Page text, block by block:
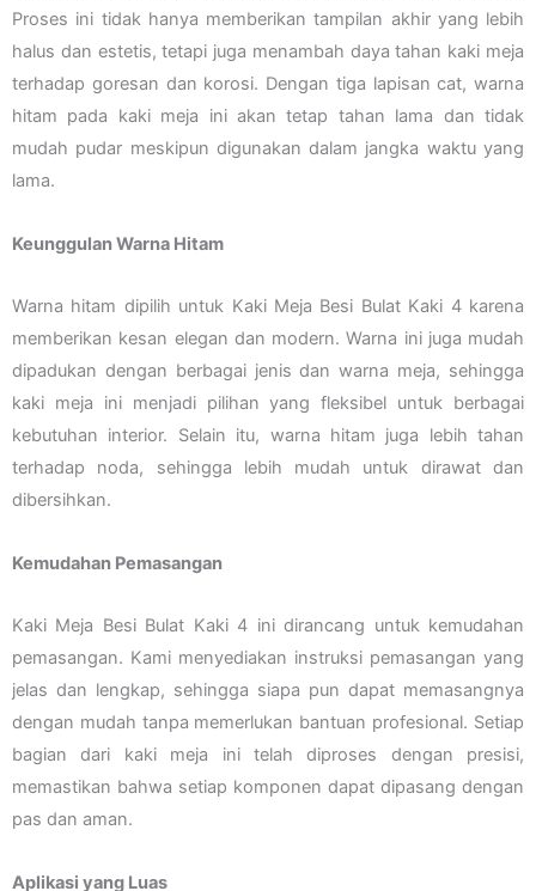
Proses ini tidak hanya memberikan tampilan akhir yang lebih
halus dan estetis, tetapi juga menambah daya tahan kaki meja
terhadap goresan dan korosi. Dengan tiga lapisan cat, warna
hitam pada kaki meja ini akan tetap tahan lama dan tidak
mudah pudar meskipun digunakan dalam jangka waktu yang
lama.
Keunggulan Warna Hitam
Warna hitam dipilih untuk Kaki Meja Besi Bulat Kaki 4 karena
memberikan kesan elegan dan modern. Warna ini juga mudah
dipadukan dengan berbagai jenis dan warna meja, sehingga
kaki meja ini menjadi pilihan yang fleksibel untuk berbagai
kebutuhan interior. Selain itu, warna hitam juga lebih tahan
terhadap noda, sehingga lebih mudah untuk dirawat dan
dibersihkan.
Kemudahan Pemasangan
Kaki Meja Besi Bulat Kaki 4 ini dirancang untuk kemudahan
pemasangan. Kami menyediakan instruksi pemasangan yang
jelas dan lengkap, sehingga siapa pun dapat memasangnya
dengan mudah tanpa memerlukan bantuan profesional. Setiap
bagian dari kaki meja ini telah diproses dengan presisi,
memastikan bahwa setiap komponen dapat dipasang dengan
pas dan aman.
Aplikasi yang Luas